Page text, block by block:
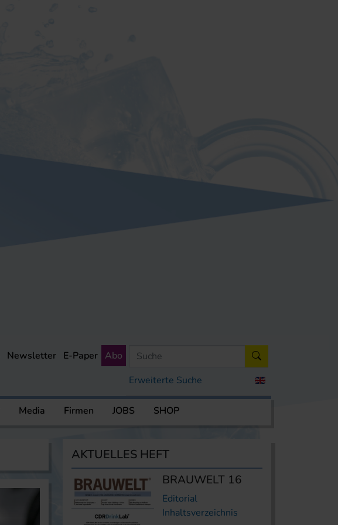
Erweiterte Suche
Newsletter E-Paper Abo
Media Firmen JOBS SHOP
AKTUELLES HEFT
BRAUWELT 16
Editorial
Inhaltsverzeichnis